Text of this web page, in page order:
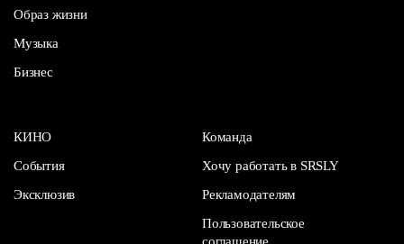
Образ жизни
Музыка
Бизнес
КИНО
События
Эксклюзив
Команда
Хочу работать в SRSLY
Рекламодателям
Пользовательское
соглашение